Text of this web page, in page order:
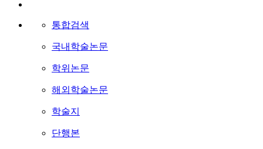
통합검색
국내학술논문
학위논문
해외학술논문
학술지
단행본